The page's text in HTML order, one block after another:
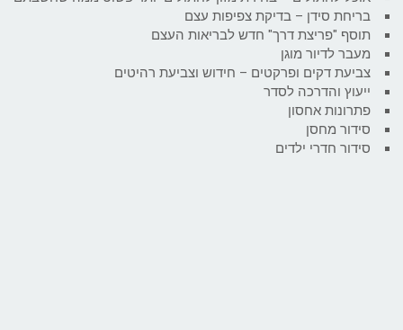
בריחת סידן – בדיקת צפיפות עצם
תוסף "פריצת דרך" חדש לבריאות העצם
מעבר לדיור מוגן
צביעת דקים ופרקטים – חידוש וצביעת רהיטים
ייעוץ והדרכה לסדר
פתרונות אחסון
סידור מחסן
סידור חדרי ילדים